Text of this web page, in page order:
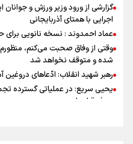
گزارشی از ورود وزیر ورزش و جوانان
اجرایی با همتای آذربایجانی
عماد احمدوند : نسخه نانویی برای
وقتی از وفاق صحبت می‌کنم،
شده و متوقف نخواهد شد
رهبر شهید انقلاب: ادّعاهای دروغین
یحیی سریع: در عملیاتی گسترده
هدف قرار دادیم